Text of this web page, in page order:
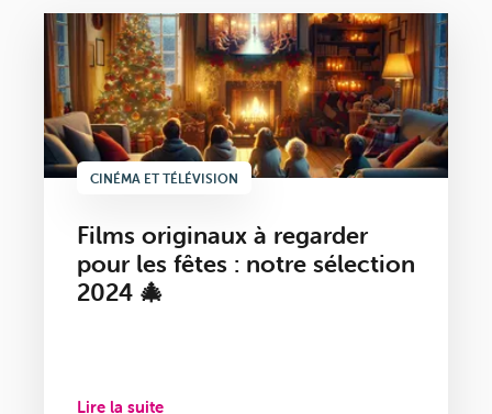
CINÉMA ET TÉLÉVISION
Films originaux à regarder
pour les fêtes : notre sélection
2024 🎄
Lire la suite